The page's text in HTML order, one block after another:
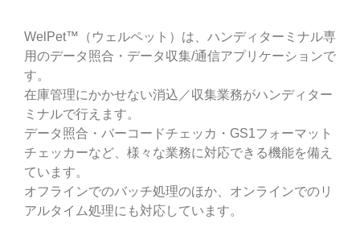
WelPet™（ウェルペット）は、ハンディターミナル専
用のデータ照合・データ収集/通信アプリケーションで
す。
在庫管理にかかせない消込／収集業務がハンディター
ミナルで行えます。
データ照合・バーコードチェッカ・GS1フォーマット
チェッカーなど、様々な業務に対応できる機能を備え
ています。
オフラインでのバッチ処理のほか、オンラインでのリ
アルタイム処理にも対応しています。